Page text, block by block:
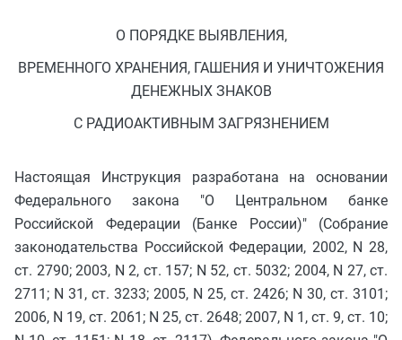
О ПОРЯДКЕ ВЫЯВЛЕНИЯ,
ВРЕМЕННОГО ХРАНЕНИЯ, ГАШЕНИЯ И УНИЧТОЖЕНИЯ
ДЕНЕЖНЫХ ЗНАКОВ
С РАДИОАКТИВНЫМ ЗАГРЯЗНЕНИЕМ
Настоящая Инструкция разработана на основании
Федерального закона "О Центральном банке
Российской Федерации (Банке России)" (Собрание
законодательства Российской Федерации, 2002, N 28,
ст. 2790; 2003, N 2, ст. 157; N 52, ст. 5032; 2004, N 27, ст.
2711; N 31, ст. 3233; 2005, N 25, ст. 2426; N 30, ст. 3101;
2006, N 19, ст. 2061; N 25, ст. 2648; 2007, N 1, ст. 9, ст. 10;